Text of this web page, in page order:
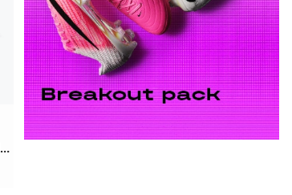
Tiempo Maestro Academy Turf Fußballschuhe